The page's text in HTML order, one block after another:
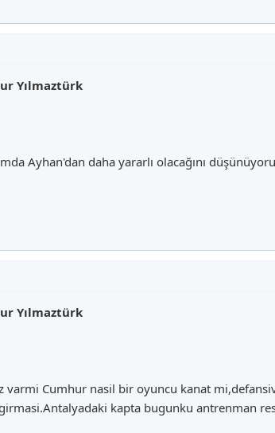
Yılmaztürk
Ayhan'dan daha yararlı olacağını
Yılmaztürk
varmi Cumhur nasil bir oyuncu kanat
kapta bugunku antrenman